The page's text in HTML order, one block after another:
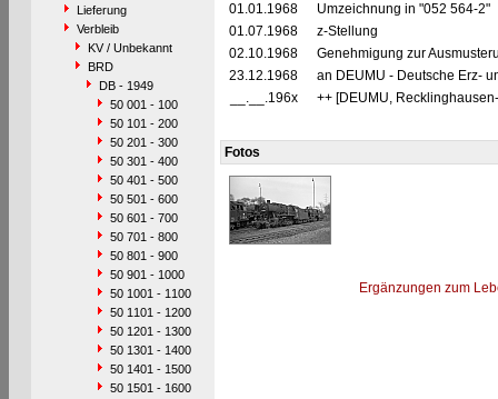
Lieferung
Verbleib
KV / Unbekannt
BRD
DB - 1949
50 001 - 100
50 101 - 200
50 201 - 300
50 301 - 400
50 401 - 500
50 501 - 600
50 601 - 700
50 701 - 800
50 801 - 900
50 901 - 1000
50 1001 - 1100
50 1101 - 1200
50 1201 - 1300
50 1301 - 1400
50 1401 - 1500
50 1501 - 1600
01.01.1968
Umzeichnung in "052 564-2"
01.07.1968
z-Stellung
02.10.1968
Genehmigung zur
23.12.1968
an DEUMU - Deutsche Erz-
__.__.196x
++ [DEUMU,
Fotos
Ergänzungen zum